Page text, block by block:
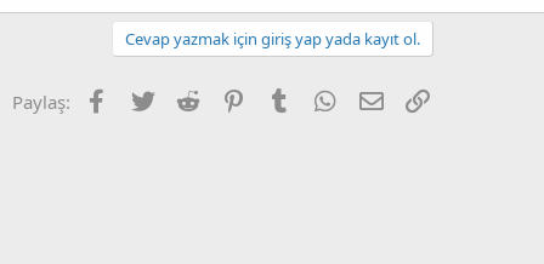
Cevap yazmak için giriş yap yada kayıt ol.
Paylaş: Facebook
Twitter Reddit PinterestTumblr WhatsApp
E-posta